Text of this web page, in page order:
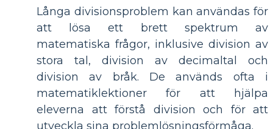
Långa divisionsproblem kan användas för
att lösa ett brett spektrum av
matematiska frågor, inklusive division av
stora tal, division av decimaltal och
division av bråk. De används ofta i
matematiklektioner för att hjälpa
eleverna att förstå division och för att
utveckla sina problemlösningsförmåga.